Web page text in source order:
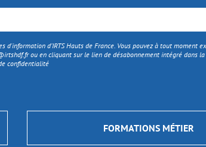
d’IRTS Hauts de France. Vous pouvez à tout moment
ou en cliquant sur le lien de désabonnement intégré dans la
confidentialité
FORMATIONS MÉTIER